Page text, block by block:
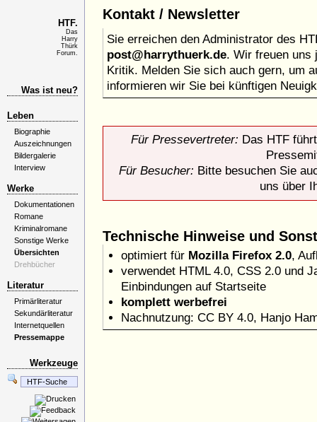
HTF.
Das
Harry
Thürk
Forum.
Was ist neu?
Leben
Biographie
Auszeichnungen
Bildergalerie
Interview
Werke
Dokumentationen
Romane
Kriminalromane
Sonstige Werke
Übersichten
Drehbücher
Literatur
Primärliteratur
Sekundärliteratur
Internetquellen
Pressemappe
Werkzeuge
Kontakt / Newsletter
Sie erreichen den Administrator des
post@harrythuerk.de. Wir freuen uns
Kritik. Melden Sie sich auch gern, um
informieren wir Sie bei künftigen
Für Pressevertreter: Das HTF
Für Besucher: Bitte besuchen Sie
uns über
Technische Hinweise und
optimiert für Mozilla Firefox 2.0,
verwendet HTML 4.0, CSS 2.0 und
Einbindungen auf Startseite
komplett werbefrei
Nachnutzung: CC BY 4.0, Hanjo